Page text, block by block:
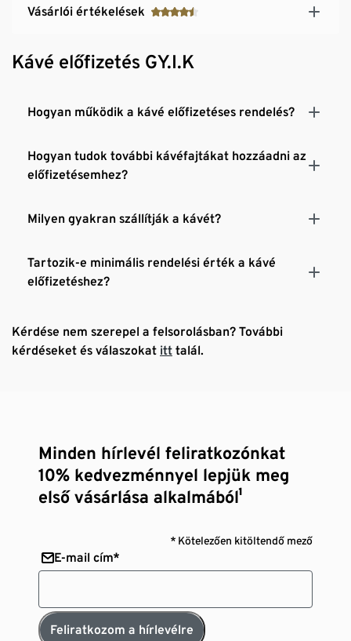
Vásárlói értékelések
Kávé előfizetés GY.I.K
Hogyan működik a kávé előfizetéses rendelés?
Hogyan tudok további kávéfajtákat hozzáadni az
előfizetésemhez?
Milyen gyakran szállítják a kávét?
Tartozik-e minimális rendelési érték a kávé
előfizetéshez?
Kérdése nem szerepel a felsorolásban? További
kérdéseket és válaszokat itt talál.
Minden hírlevél feliratkozónkat
10% kedvezménnyel lepjük meg
első vásárlása alkalmából¹
* Kötelezően kitöltendő mező
E-mail cím*
Feliratkozom a hírlevélre